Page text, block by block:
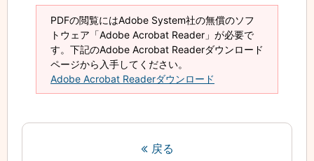
PDFの閲覧にはAdobe System社の無償のソフ
トウェア「Adobe Acrobat Reader」が必要で
す。下記のAdobe Acrobat Readerダウンロード
ページから入手してください。
Adobe Acrobat Readerダウンロード
戻る